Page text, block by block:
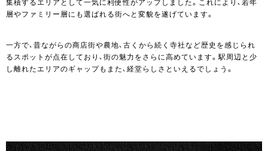
集積するエリアとして一気に利便性がアップしました。これにより、若年
層やファミリー層にも選ばれる街へと変貌を遂げています。
一方で、昔ながらの商店街や農地、古くから続く寺社など歴史を感じられ
るスポットが点在しており、街の魅力をさらに高めています。駅周辺と少
し離れたエリアのギャップもまた、経堂らしさといえるでしょう。